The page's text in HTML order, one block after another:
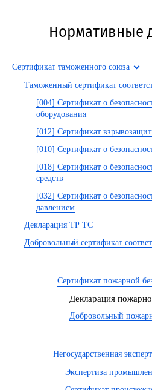
Нормативные
Сертификат таможенного союза
Таможенный сертификат
[004] Сертификат о
оборудования
[012] Сертификат
[010] Сертификат о
[018] Сертификат о
средств
[032] Сертификат о
давлением
Декларация ТР ТС
Добровольный сертификат
Сертификат пожарной
Декларация
Добровольный
Негосударственная
Экспертиза